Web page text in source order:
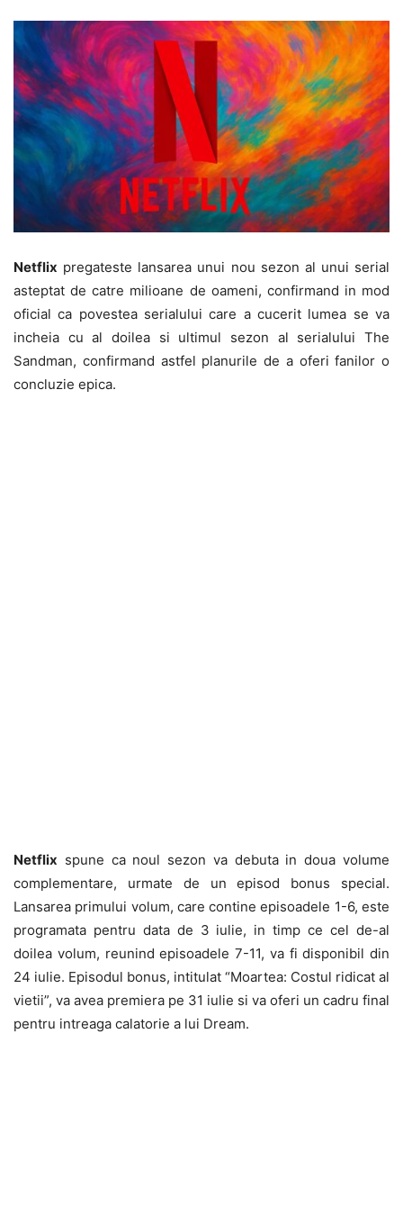
Netflix pregateste lansarea unui nou sezon al unui serial
asteptat de catre milioane de oameni, confirmand in mod
oficial ca povestea serialului care a cucerit lumea se va
incheia cu al doilea si ultimul sezon al serialului The
Sandman, confirmand astfel planurile de a oferi fanilor o
concluzie epica.
Netflix spune ca noul sezon va debuta in doua volume
complementare, urmate de un episod bonus special.
Lansarea primului volum, care contine episoadele 1-6, este
programata pentru data de 3 iulie, in timp ce cel de-al
doilea volum, reunind episoadele 7-11, va fi disponibil din
24 iulie. Episodul bonus, intitulat “Moartea: Costul ridicat al
vietii”, va avea premiera pe 31 iulie si va oferi un cadru final
pentru intreaga calatorie a lui Dream.